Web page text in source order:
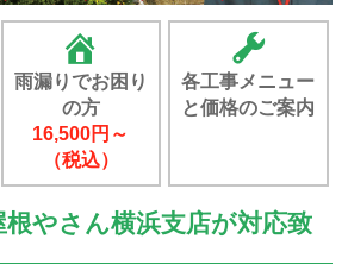
雨漏りでお困り
の方
16,500円～
（税込）
各工事メニュー
と価格のご案内
やさん横浜支店が対応致